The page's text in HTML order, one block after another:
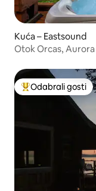
Kuća – Eastsound
Otok Orcas,
Među najviše
Odabrali gosti